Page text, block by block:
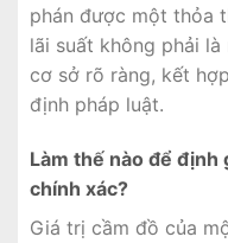
phán được một thỏa
lãi suất không phải
cơ sở rõ ràng, kết
định pháp luật.
Làm thế nào để định
chính xác?
Giá trị cầm đồ của